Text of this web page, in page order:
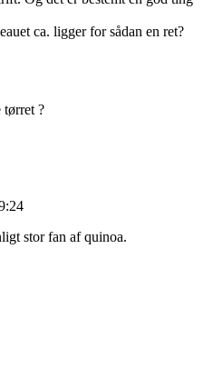
ca. ligger for sådan en ret?
tørret ?
stor fan af quinoa.